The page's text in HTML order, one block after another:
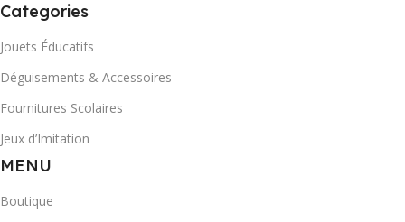
Categories
Jouets Éducatifs
Déguisements & Accessoires
Fournitures Scolaires
Jeux d’Imitation
MENU
Boutique